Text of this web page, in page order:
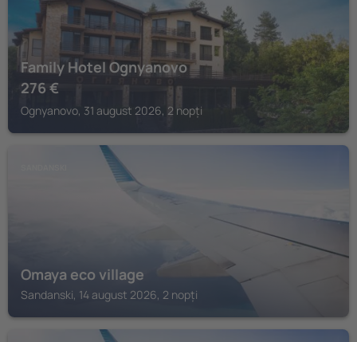
Family Hotel Ognyanovo
276 €
Ognyanovo, 31 august 2026, 2 nopți
Omaya eco village
Sandanski, 14 august 2026, 2 nopți